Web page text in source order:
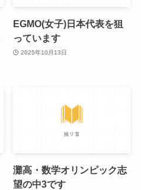
EGMO(女子)日本代表を狙
っています
2025年10月13日
灘高・数学オリンピック志
望の中3です